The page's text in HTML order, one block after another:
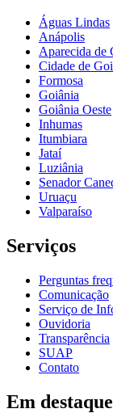
Águas Lindas
Anápolis
Aparecida de
Cidade de
Formosa
Goiânia
Goiânia Oeste
Inhumas
Itumbiara
Jataí
Luziânia
Senador
Uruaçu
Valparaíso
Serviços
Perguntas
Comunicação
Serviço de
Ouvidoria
Transparência
SUAP
Contato
Em destaque